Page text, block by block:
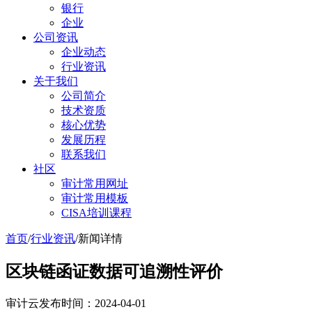
银行
企业
公司资讯
企业动态
行业资讯
关于我们
公司简介
技术资质
核心优势
发展历程
联系我们
社区
审计常用网址
审计常用模板
CISA培训课程
首页/行业资讯/新闻详情
区块链函证数据可追溯性评价
审计云发布时间：2024-04-01